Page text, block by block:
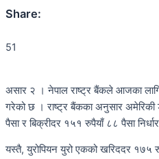
Share:
51
असार २ । नेपाल राष्ट्र बैंकले आजका लागि
गरेको छ । राष्ट्र बैंकका अनुसार
पैसा र बिक्रीदर १५१ रुपैयाँ ८८ पैसा
यस्तै, युरोपियन युरो एकको खरिददर १७५